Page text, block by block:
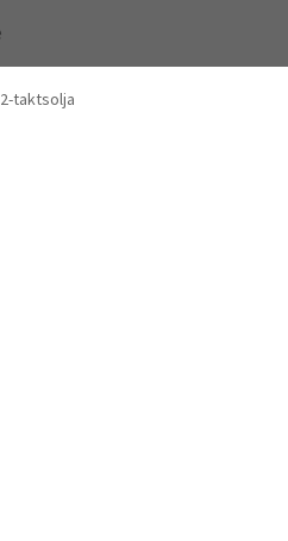
2-taktsolja